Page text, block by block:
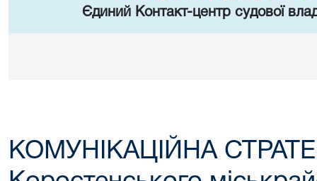
Єдиний Контакт-центр судової
КОМУНІКАЦІЙНА